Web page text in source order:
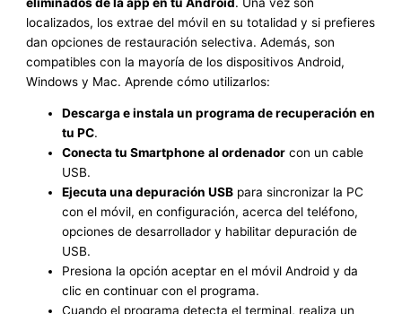
localizados, los extrae del móvil en su totalidad y si prefieres
dan opciones de restauración selectiva. Además, son
compatibles con la mayoría de los dispositivos Android,
Windows y Mac. Aprende cómo utilizarlos:
Descarga e instala un programa de recuperación en
tu PC.
Conecta tu Smartphone al ordenador con un cable
USB.
Ejecuta una depuración USB para sincronizar la PC
con el móvil, en configuración, acerca del teléfono,
opciones de desarrollador y habilitar depuración de
USB.
Presiona la opción aceptar en el móvil Android y da
clic en continuar con el programa.
Cuando el programa detecta el terminal, realiza un